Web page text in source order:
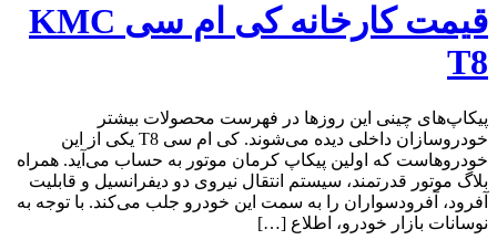
قیمت کارخانه کی ام سی KMC
T8
پیکاپ‌های چینی این روزها در فهرست محصولات بیشتر
خودروسازان داخلی دیده می‌شوند. کی ام سی T8 یکی از این
خودروهاست که اولین پیکاپ کرمان موتور به حساب می‌آید. همراه
بلاگ موتور قدرتمند، سیستم انتقال نیروی دو دیفرانسیل و قابلیت
آفرود، آفرودسواران را به سمت این خودرو جلب می‌کند. با توجه به
نوسانات بازار خودرو، اطلاع […]